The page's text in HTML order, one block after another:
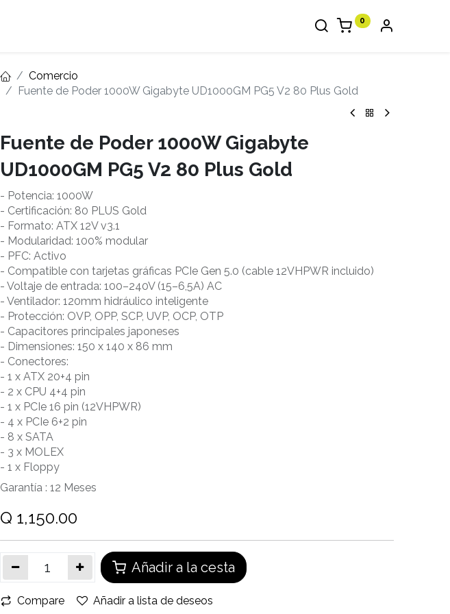
0
Comercio
Fuente de Poder 1000W Gigabyte UD1000GM PG5 V2 80 Plus Gold
Fuente de Poder 1000W Gigabyte
UD1000GM PG5 V2 80 Plus Gold
- Potencia: 1000W
- Certificación: 80 PLUS Gold
- Formato: ATX 12V v3.1
- Modularidad: 100% modular
- PFC: Activo
- Compatible con tarjetas gráficas PCIe Gen 5.0 (cable 12VHPWR incluido)
- Voltaje de entrada: 100–240V (15–6,5A) AC
- Ventilador: 120mm hidráulico inteligente
- Protección: OVP, OPP, SCP, UVP, OCP, OTP
- Capacitores principales japoneses
- Dimensiones: 150 x 140 x 86 mm
- Conectores:
- 1 x ATX 20+4 pin
- 2 x CPU 4+4 pin
- 1 x PCIe 16 pin (12VHPWR)
- 4 x PCIe 6+2 pin
- 8 x SATA
- 3 x MOLEX
- 1 x Floppy
Garantía : 12 Meses
Q 1,150.00
Añadir a la cesta
Compare Añadir a lista de deseos